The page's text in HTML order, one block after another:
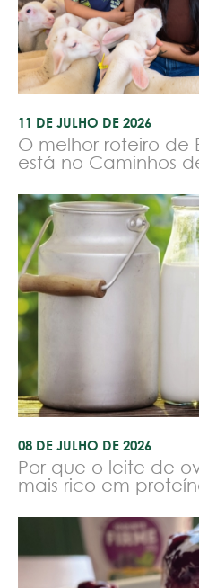
11 DE JULHO DE 2026
O melhor roteiro de
está no Caminhos
08 DE JULHO DE 2026
Por que o leite de
mais rico em